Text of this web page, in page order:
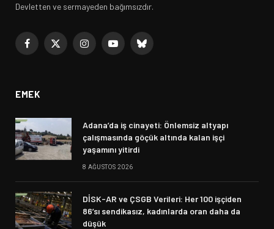
Devletten ve sermayeden bağımsızdır.
Facebook
X
InstagramYouTubeBluesky
EMEK
Adana’da iş cinayeti: Önlemsiz altyapı
çalışmasında göçük altında kalan işçi
yaşamını yitirdi
8 AĞUSTOS 2026
DİSK-AR ve ÇSGB Verileri: Her 100 işçiden
86’sı sendikasız, kadınlarda oran daha da
düşük